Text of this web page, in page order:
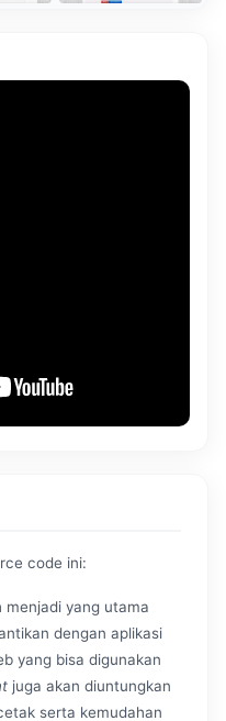
code ini:
yang utama
dengan aplikasi
yang bisa digunakan
juga akan diuntungkan
serta kemudahan